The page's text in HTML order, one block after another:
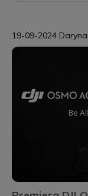
19-09-2024